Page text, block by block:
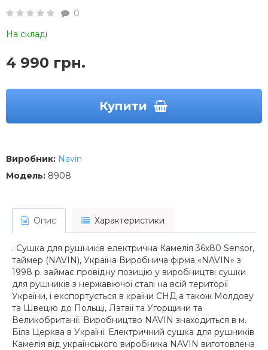
0
На складі
4 990 грн.
Купити
Виробник: Navin
Модель: 8908
Опис Характеристики
. Сушка для рушників електрична Камелія 36х80 Sensor,
таймер (NAVIN), Україна Виробнича фірма «NAVIN» з
1998 р. займає провідну позицію у виробництві сушки
для рушників з нержавіючої сталі на всій території
України, і експортується в країни СНД а також Молдову
та Швецію до Польщі, Латвії та Угорщини та
Великобританії. Виробництво NAVIN знаходиться в м.
Біла Церква в Україні. Електричний сушка для рушників
Камелія від українського виробника NAVIN виготовлена